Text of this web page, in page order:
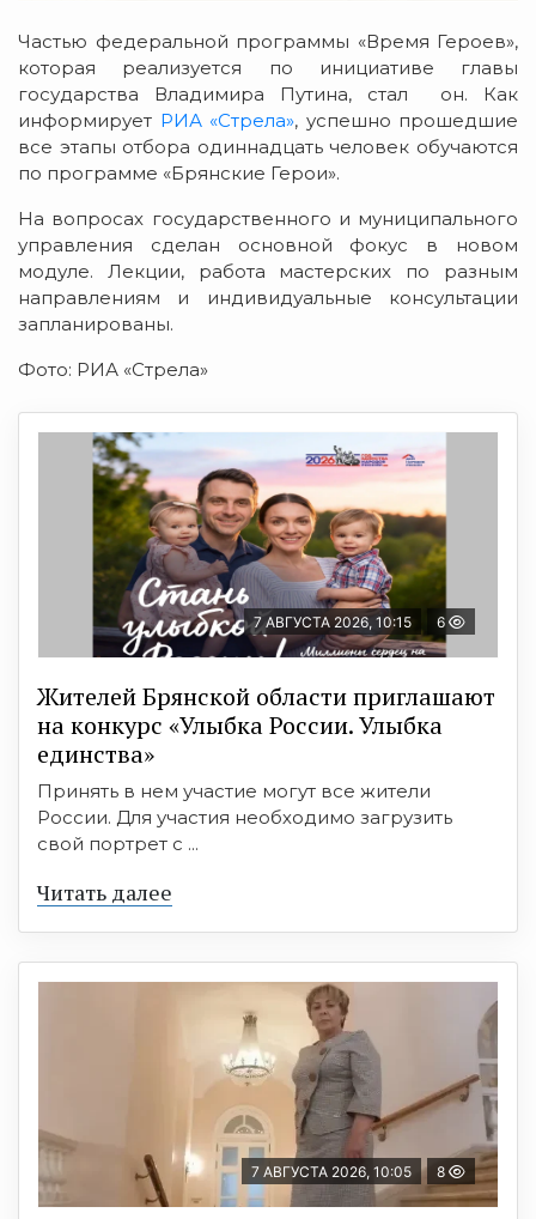
Частью федеральной программы «Время Героев»,
которая реализуется по инициативе главы
государства Владимира Путина, стал он. Как
информирует РИА «Стрела», успешно прошедшие
все этапы отбора одиннадцать человек обучаются
по программе «Брянские Герои».
На вопросах государственного и муниципального
управления сделан основной фокус в новом
модуле. Лекции, работа мастерских по разным
направлениям и индивидуальные консультации
запланированы.
Фото: РИА «Стрела»
7 АВГУСТА 2026, 10:15 6
Жителей Брянской области приглашают
на конкурс «Улыбка России. Улыбка
единства»
Принять в нем участие могут все жители
России. Для участия необходимо загрузить
свой портрет с ...
Читать далее
7 АВГУСТА 2026, 10:05 8